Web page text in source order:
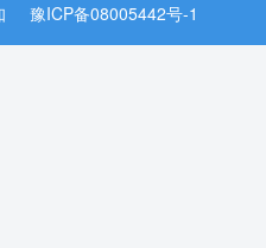
豫ICP备08005442号-1